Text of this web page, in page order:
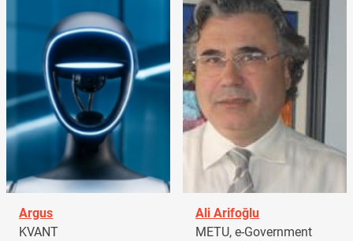
Argus
KVANT
Ali Arifoğlu
METU, e-Government